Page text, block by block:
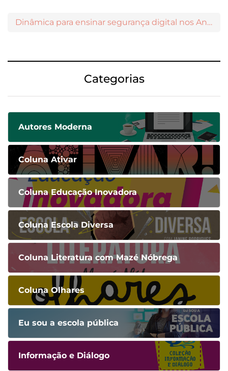
Dinâmica para ensinar segurança digital nos Anos Iniciais
Categorias
Autores Moderna
Coluna Ativar
Coluna Educação Inovadora
Coluna Escola Diversa
Coluna Literatura com Mazé Nóbrega
Coluna Olhares
Eu sou a escola pública
Informação e Diálogo